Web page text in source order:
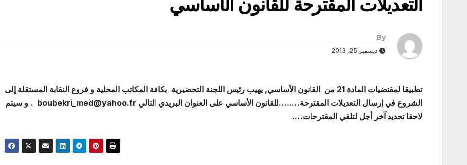
التعديلات المقترحة للقانون الأساسي
By
ديسمبر 25, 2013
تطبيقا لمقتضيات المادة 21 من القانون الأساسي, يهيب رئيس اللجنة التحضيرية
بكافة المكاتب المحلية و فروع النقابة المستقلة إلى
الشروع في إرسال التعديلات المقترحة….….للقانون الأساسي على العنوان البريدي التالي boubekri_med@yahoo.fr .
و سيتم
لاحقا تحديد آخر أجل لتلقي المقترحات….